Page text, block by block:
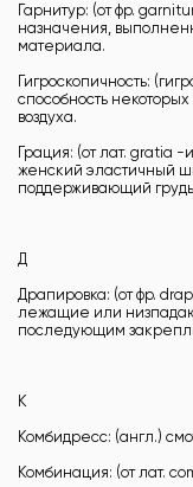
Гарнитур: (от фр.
назначения,
материала.
Гигроскопичность:
способность
воздуха.
Грация: (от лат. gratia
женский эластичный
поддерживающий
Д
Драпировка: (от фр.
лежащие или
последующим
К
Комбидресс: (англ.)
Комбинация: (от лат.